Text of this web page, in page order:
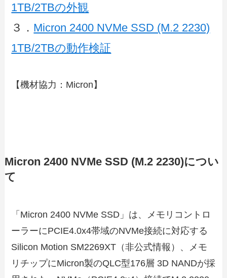
1TB/2TBの外観
３． Micron 2400 NVMe SSD (M.2 2230)
1TB/2TBの動作検証
【機材協力：Micron】
Micron 2400 NVMe SSD (M.2 2230)につい
て
「Micron 2400 NVMe SSD」は、メモリコントロ
ーラーにPCIE4.0x4帯域のNVMe接続に対応する
Silicon Motion SM2269XT（非公式情報）、メモ
リチップにMicron製のQLC型176層 3D NANDが採